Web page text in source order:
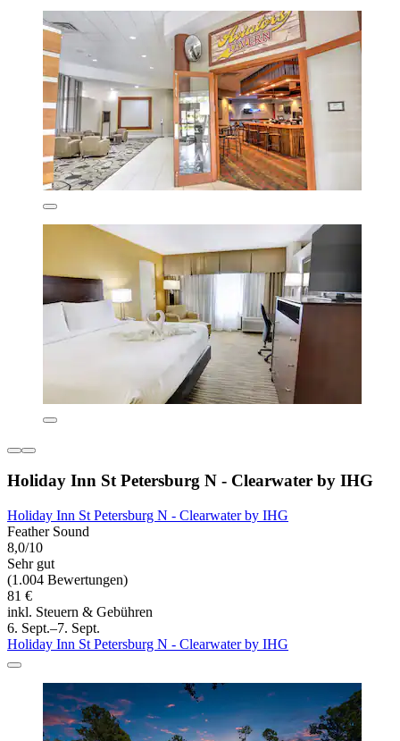
Holiday Inn St Petersburg N - Clearwater by IHG
Holiday Inn St Petersburg N - Clearwater by IHG
Feather Sound
8,0/10
Sehr gut
(1.004 Bewertungen)
81 €
inkl. Steuern & Gebühren
6. Sept.–7. Sept.
Holiday Inn St Petersburg N - Clearwater by IHG